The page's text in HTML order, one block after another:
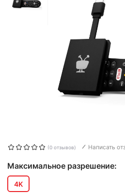
(0 отзывов) Написать
Максимальное разрешение:
4K